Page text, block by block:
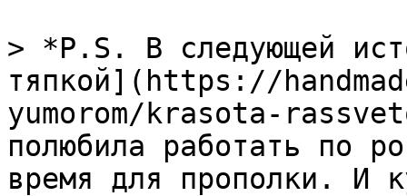
> *P.S. В следующей
тяпкой](https://
yumorom/krasota-
полюбила работать по
время для прополки. И